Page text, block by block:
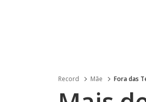
Record Mãe Fora das